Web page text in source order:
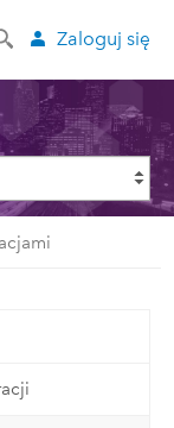
Zaloguj się